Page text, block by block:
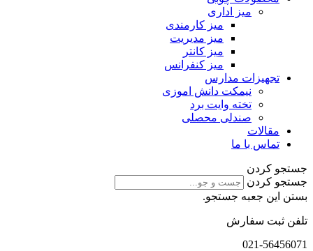
میز اداری
میز کارمندی
میز مدیریت
میز کانتر
میز کنفرانس
تجهیزات مدارس
نیمکت دانش اموزی
تخته وایت برد
صندلی محصلی
مقالات
تماس با ما
جستجو کردن
جستجو کردن
بستن این جعبه جستجو.
تلفن ثبت سفارش
021-56456071